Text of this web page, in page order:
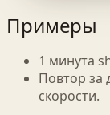
Примеры
1 минута
Повтор за
скорости.